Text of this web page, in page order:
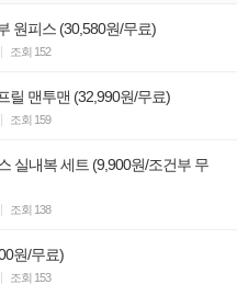
원피스 (30,580원/무료)
조회 152
릴 맨투맨 (32,990원/무료)
조회 159
실내복 세트 (9,900원/조건부 무
조회 138
원/무료)
조회 153